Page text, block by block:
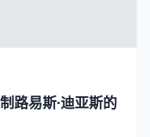
路易斯·迪亚斯的